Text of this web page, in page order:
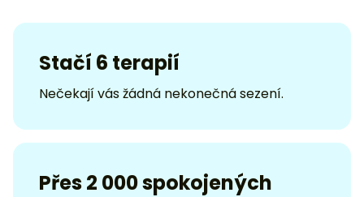
Stačí 6 terapií
Nečekají vás žádná nekonečná sezení.
Přes 2 000 spokojených